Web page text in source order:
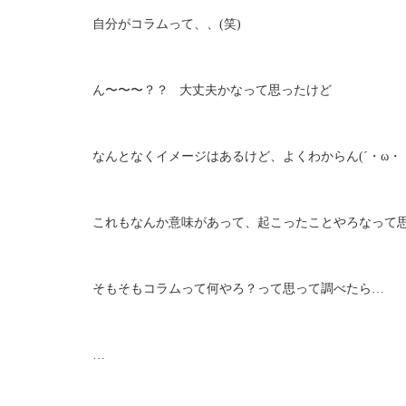
自分がコラムって、、(笑)
ん〜〜〜？？ 大丈夫かなって思ったけど
なんとなくイメージはあるけど、よくわからん(´・ω・
これもなんか意味があって、起こったことやろなって
そもそもコラムって何やろ？って思って調べたら…
…